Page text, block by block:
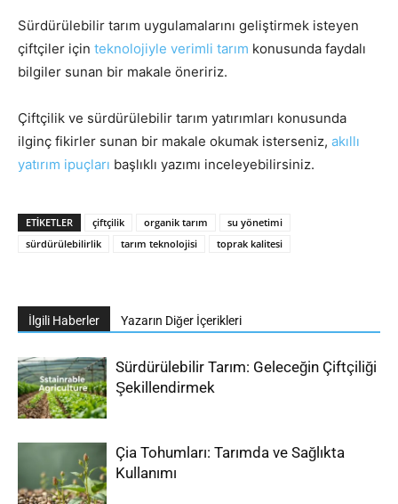
Sürdürülebilir tarım uygulamalarını geliştirmek isteyen
çiftçiler için teknolojiyle verimli tarım konusunda faydalı
bilgiler sunan bir makale öneririz.
Çiftçilik ve sürdürülebilir tarım yatırımları konusunda
ilginç fikirler sunan bir makale okumak isterseniz, akıllı
yatırım ipuçları başlıklı yazımı inceleyebilirsiniz.
ETIKETLER çiftçilik organik tarım
su yönetimi
sürdürülebilirlik
tarım teknolojisi toprak kalitesi
İlgili Haberler Yazarın Diğer İçerikleri
Sürdürülebilir Tarım: Geleceğin Çiftçiliği
Şekillendirmek
Çia Tohumları: Tarımda ve Sağlıkta
Kullanımı